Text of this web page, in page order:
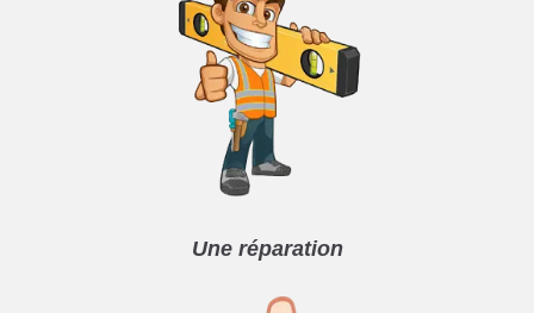
Une réparation